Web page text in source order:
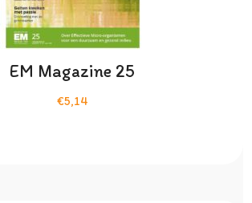
EM Magazine 25
€5,14